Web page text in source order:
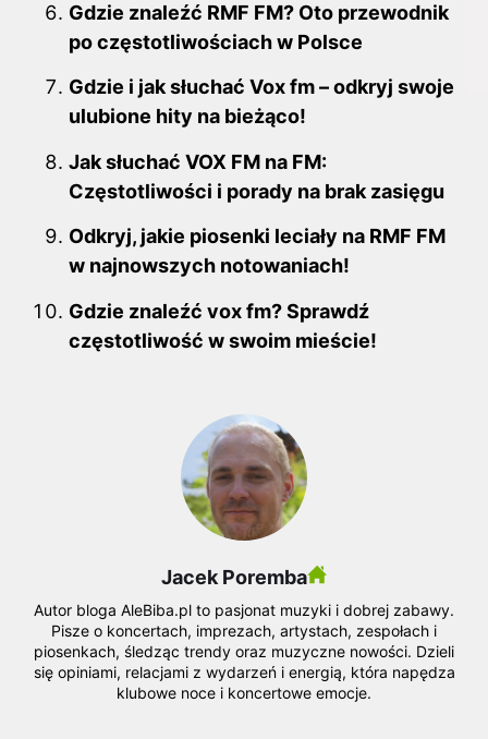
Gdzie znaleźć RMF FM? Oto przewodnik
po częstotliwościach w Polsce
Gdzie i jak słuchać Vox fm – odkryj swoje
ulubione hity na bieżąco!
Jak słuchać VOX FM na FM:
Częstotliwości i porady na brak zasięgu
Odkryj, jakie piosenki leciały na RMF FM
w najnowszych notowaniach!
Gdzie znaleźć vox fm? Sprawdź
częstotliwość w swoim mieście!
Jacek Poremba
Autor bloga AleBiba.pl to pasjonat muzyki i dobrej zabawy.
Pisze o koncertach, imprezach, artystach, zespołach i
piosenkach, śledząc trendy oraz muzyczne nowości. Dzieli
się opiniami, relacjami z wydarzeń i energią, która napędza
klubowe noce i koncertowe emocje.